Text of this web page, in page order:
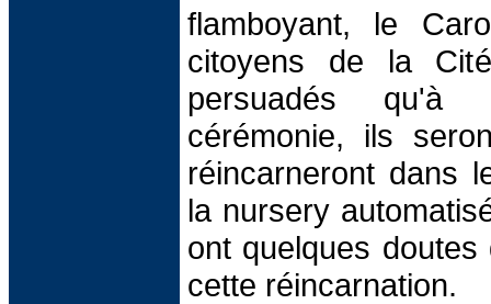
flamboyant, le
citoyens de la
persuadés
cérémonie, ils
réincarneront dans
la nursery
ont quelques
cette réincarnation.